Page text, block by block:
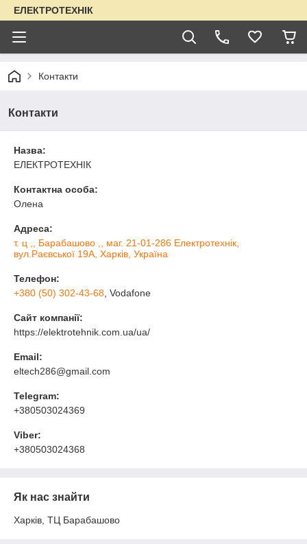
ЕЛЕКТРОТЕХНІК
Контакти
Контакти
Назва:
ЕЛЕКТРОТЕХНІК
Контактна особа:
Олена
Адреса:
т. ц ,, Барабашово ,, маг. 21-01-286 Електротехнік,
вул.Раєвської 19А, Харків, Україна
Телефон:
+380 (50) 302-43-68 , Vodafone
Сайт компанії:
https://elektrotehnik.com.ua/ua/
Email:
eltech286@gmail.com
Telegram:
+380503024369
Viber:
+380503024368
Як нас знайти
Харків, ТЦ Барабашово